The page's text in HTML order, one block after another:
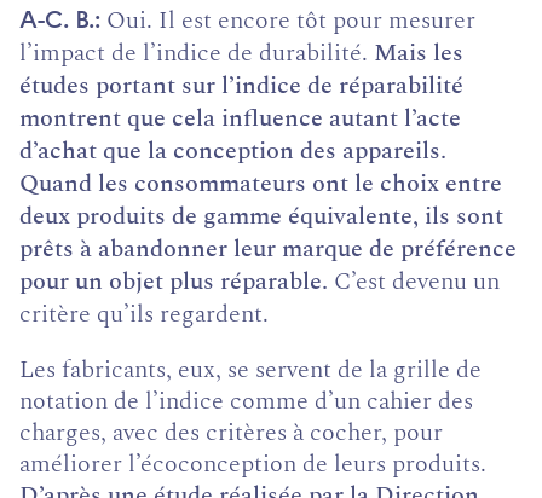
A-C. B. Oui. Il est encore tôt pour mesurer
l’impact de l’indice de durabilité. Mais les
études portant sur l’indice de réparabilité
montrent que cela influence autant l’acte
d’achat que la conception des appareils.
Quand les consommateurs ont le choix entre
deux produits de gamme équivalente, ils sont
prêts à abandonner leur marque de préférence
pour un objet plus réparable. C’est devenu un
critère qu’ils regardent.
Les fabricants, eux, se servent de la grille de
notation de l’indice comme d’un cahier des
charges, avec des critères à cocher, pour
améliorer l’écoconception de leurs produits.